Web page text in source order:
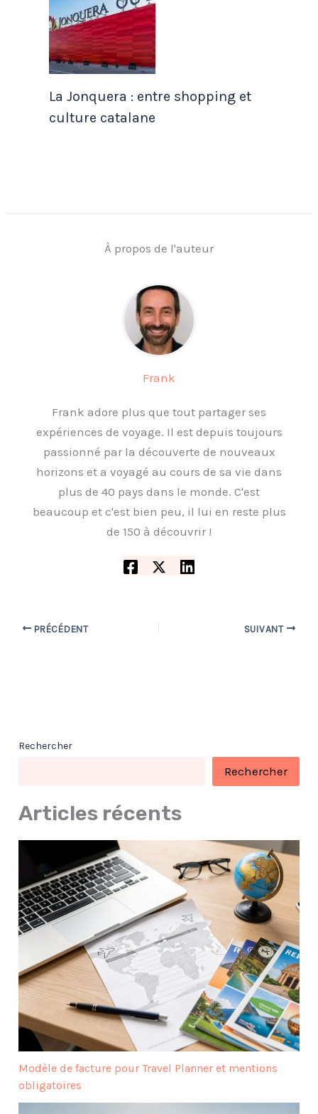
La Jonquera : entre shopping et
culture catalane
À propos de l'auteur
Frank
Frank adore plus que tout partager ses
expériences de voyage. Il est depuis toujours
passionné par la découverte de nouveaux
horizons et a voyagé au cours de sa vie dans
plus de 40 pays dans le monde. C'est
beaucoup et c'est bien peu, il lui en reste plus
de 150 à découvrir !
PRÉCÉDENT SUIVANT
Rechercher
Rechercher
Articles récents
Modèle de facture pour Travel Planner et mentions
obligatoires